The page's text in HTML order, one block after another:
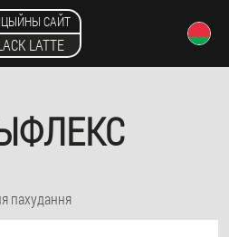
САЙТ
LATTE
пахудання